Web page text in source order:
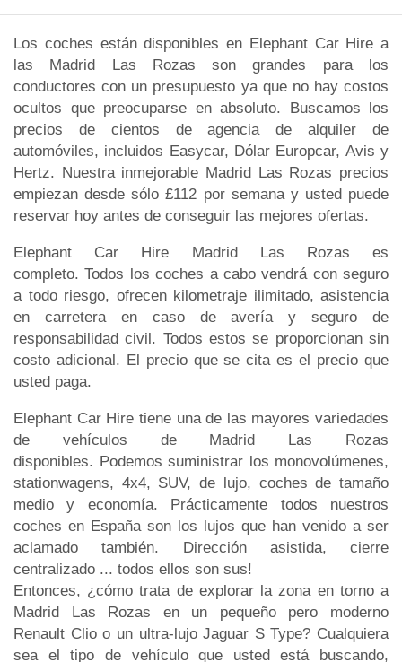
Los coches están disponibles en Elephant Car Hire a
las Madrid Las Rozas son grandes para los
conductores con un presupuesto ya que no hay costos
ocultos que preocuparse en absoluto. Buscamos los
precios de cientos de agencia de alquiler de
automóviles, incluidos Easycar, Dólar Europcar, Avis y
Hertz. Nuestra inmejorable Madrid Las Rozas precios
empiezan desde sólo £112 por semana y usted puede
reservar hoy antes de conseguir las mejores ofertas.
Elephant Car Hire Madrid Las Rozas es
completo. Todos los coches a cabo vendrá con seguro
a todo riesgo, ofrecen kilometraje ilimitado, asistencia
en carretera en caso de avería y seguro de
responsabilidad civil. Todos estos se proporcionan sin
costo adicional. El precio que se cita es el precio que
usted paga.
Elephant Car Hire tiene una de las mayores variedades
de vehículos de Madrid Las Rozas
disponibles. Podemos suministrar los monovolúmenes,
stationwagens, 4x4, SUV, de lujo, coches de tamaño
medio y economía. Prácticamente todos nuestros
coches en España son los lujos que han venido a ser
aclamado también. Dirección asistida, cierre
centralizado ... todos ellos son sus!
Entonces, ¿cómo trata de explorar la zona en torno a
Madrid Las Rozas en un pequeño pero moderno
Renault Clio o un ultra-lujo Jaguar S Type? Cualquiera
sea el tipo de vehículo que usted está buscando,